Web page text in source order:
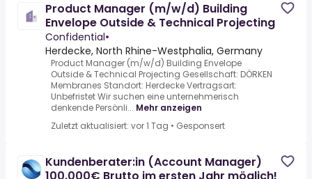
Product Manager (m/w/d) Building
Envelope Outside & Technical Projecting
Confidential•
Herdecke, North Rhine-Westphalia, Germany
Product Manager (m/w/d) Building Envelope
Outside & Technical Projecting Gesellschaft: DÖRKEN
Membranes Standort: Herdecke Vertragsart:
Unbefristet Wir suchen eine unternehmerisch
denkende Persönli... Mehr anzeigen
Zuletzt aktualisiert: vor 1 Tag • Gesponsert
Kundenberater:in (Account Manager)